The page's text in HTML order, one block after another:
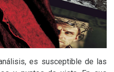
es susceptible de las